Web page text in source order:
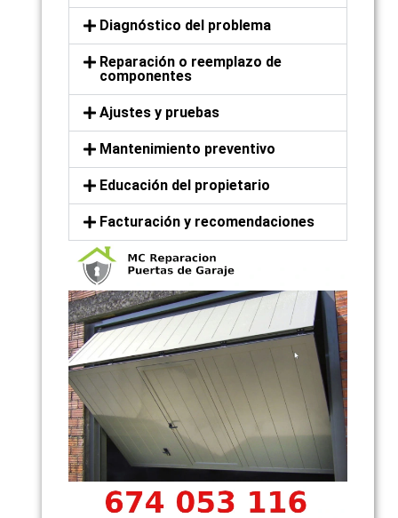
Diagnóstico del problema
Reparación o reemplazo de
componentes
Ajustes y pruebas
Mantenimiento preventivo
Educación del propietario
Facturación y recomendaciones